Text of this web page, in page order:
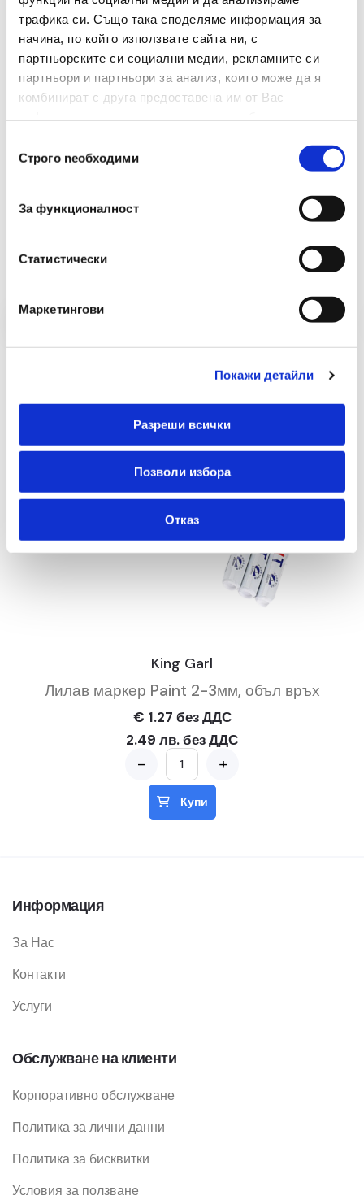
трафика си. Също така споделяме информация за
начина, по който използвате сайта ни, с
партньорските си социални медии, рекламните си
партньори и партньори за анализ, които може да я
комбинират с друга предоставена им от Вас
наСтрого nеобходими
За функционалност
Статистически
Маркетингови
Покажи детайли
Разреши всички
Позволи избора
Отказ
Брой В Опаковка 5
Размери(мм) 19
King Garl
Лилав маркер Paint 2-3мм, объл връх
€ 1.27 без ДДС
2.49 лв. без ДДС
- +
Купи
Информация
За Нас
Контакти
Услуги
Обслужване на клиенти
Корпоративно обслужване
Политика за лични данни
Политика за бисквитки
Условия за ползване